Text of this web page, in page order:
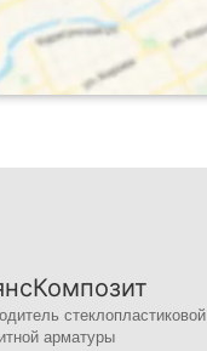
стеклопластиковой
арматуры